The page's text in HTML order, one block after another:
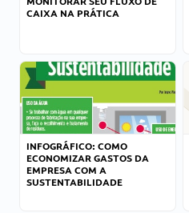
CAIXA NA PRÁTICA
INFOGRÁFICO: COMO
ECONOMIZAR GASTOS DA
EMPRESA COM A
SUSTENTABILIDADE